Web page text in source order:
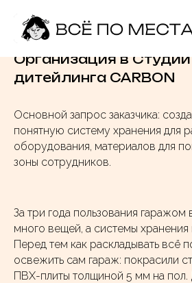
Главная » Мои работы »
Организация в
дитейлинга CARBON
Основной запрос заказчика:
понятную систему хранения для
оборудования, материалов для
зоны сотрудников.
За три года пользования гаражом
много вещей, а системы
Перед тем как раскладывать всё
освежить сам гараж: покрасили
ПВХ-плиты толщиной 5 мм на пол.